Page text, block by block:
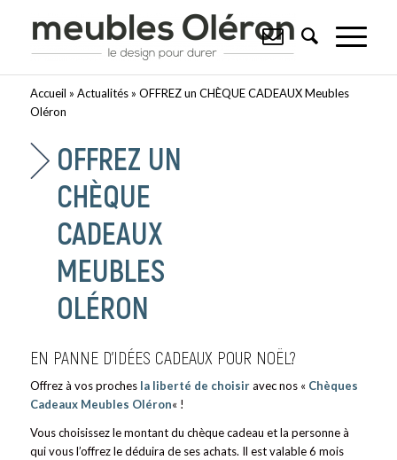
Accueil » Actualités» OFFREZ un CHÈQUE CADEAUX Meubles
Oléron
OFFREZ UN
CHÈQUE
CADEAUX
MEUBLES
OLÉRON
EN PANNE D’IDÉES CADEAUX POUR NOËL?
Offrez à vos proches la liberté de choisiravec nos « Chèques
Cadeaux Meubles Oléron« !
Vous choisissez le montant du chèque cadeau et la personne à
qui vous l’offrez le déduira de ses achats. Il est valable 6 mois